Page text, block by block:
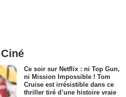
Ce soir sur Netflix : ni Top Gun,
ni Mission Impossible ! Tom
Cruise est irrésistible dans ce
thriller tiré d’une histoire vraie